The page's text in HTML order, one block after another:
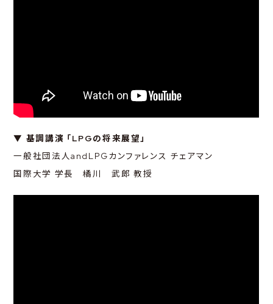
▼ 基調講演 「LPGの将来展望」
一般社団法人andLPGカンファレンス チェアマン
国際大学 学長 橘川 武郎 教授